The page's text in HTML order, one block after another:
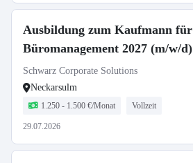
Ausbildung zum Kaufmann für
Büromanagement 2027 (m/w/d)
Schwarz Corporate Solutions
Neckarsulm
1.250 - 1.500 €/Monat Vollzeit
29.07.2026